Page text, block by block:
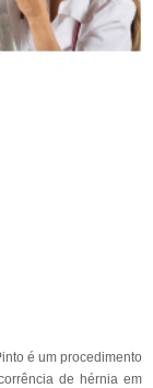
é um procedimento
de hérnia em